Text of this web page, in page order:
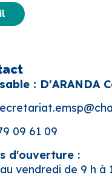
: D'ARANDA
09 61 09
d'ouverture :
vendredi de 9 h à